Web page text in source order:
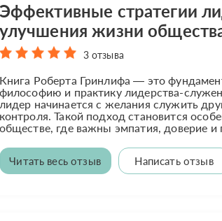
Эффективные стратегии
улучшения жизни
3 отзыва
Книга Роберта Гринлифа — это
философию и практику лидерства-
лидер начинается с желания служить
контроля. Такой подход становится
обществе, где важны эмпатия, доверие и
Читать весь отзыв Написать отзыв